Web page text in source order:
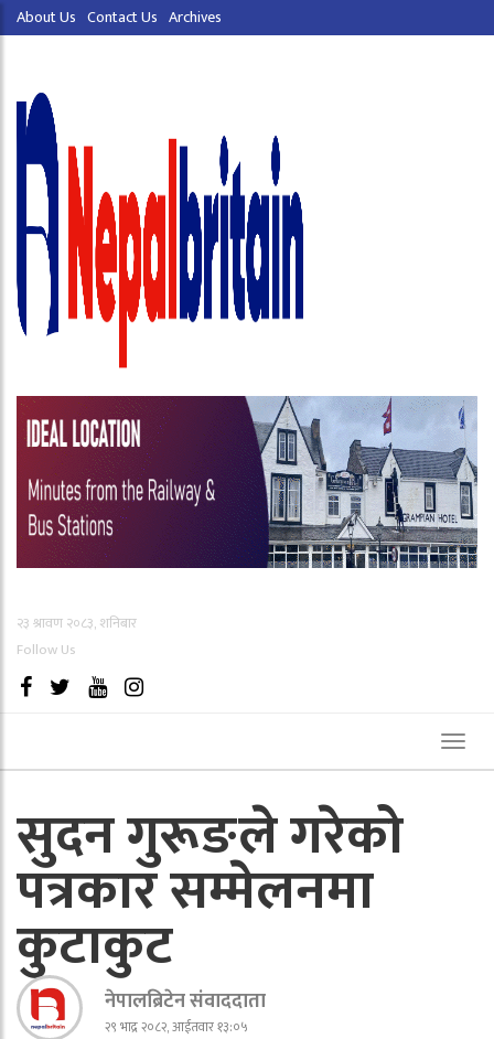
About Us Contact Us Archives
२३ श्रावण २०८३, शनिबार
Follow Us
सुदन गुरूङले गरेको
पत्रकार सम्मेलनमा
कुटाकुट
नेपालब्रिटेन संवाददाता
२९ भाद्र २०८२, आईतवार १३:०५